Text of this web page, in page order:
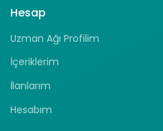
Hesap
Uzman Ağı Profilim
İçeriklerim
İlanlarım
Hesabım